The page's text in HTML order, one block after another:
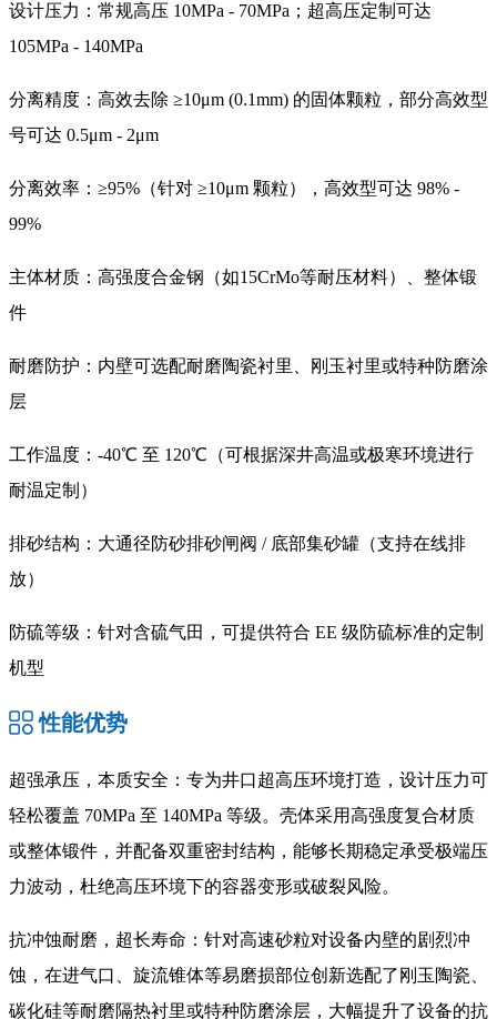
设计压力：常规高压 10MPa - 70MPa；超高压定制可达
105MPa - 140MPa
分离精度：高效去除 ≥10μm (0.1mm) 的固体颗粒，部分高效型
号可达 0.5μm - 2μm
分离效率：≥95%（针对 ≥10μm 颗粒），高效型可达 98% -
99%
主体材质：高强度合金钢（如15CrMo等耐压材料）、整体锻
件
耐磨防护：内壁可选配耐磨陶瓷衬里、刚玉衬里或特种防磨涂
层
工作温度：-40℃ 至 120℃（可根据深井高温或极寒环境进行
耐温定制）
排砂结构：大通径防砂排砂闸阀 / 底部集砂罐（支持在线排
放）
防硫等级：针对含硫气田，可提供符合 EE 级防硫标准的定制
机型
性能优势
超强承压，本质安全 ：专为井口超高压环境打造，设计压力可
轻松覆盖 70MPa 至 140MPa 等级。壳体采用高强度复合材质
或整体锻件，并配备双重密封结构，能够长期稳定承受极端压
力波动，杜绝高压环境下的容器变形或破裂风险。
抗冲蚀耐磨，超长寿命 ：针对高速砂粒对设备内壁的剧烈冲
蚀，在进气口、旋流锥体等易磨损部位创新选配了刚玉陶瓷、
碳化硅等耐磨隔热衬里或特种防磨涂层，大幅提升了设备的抗